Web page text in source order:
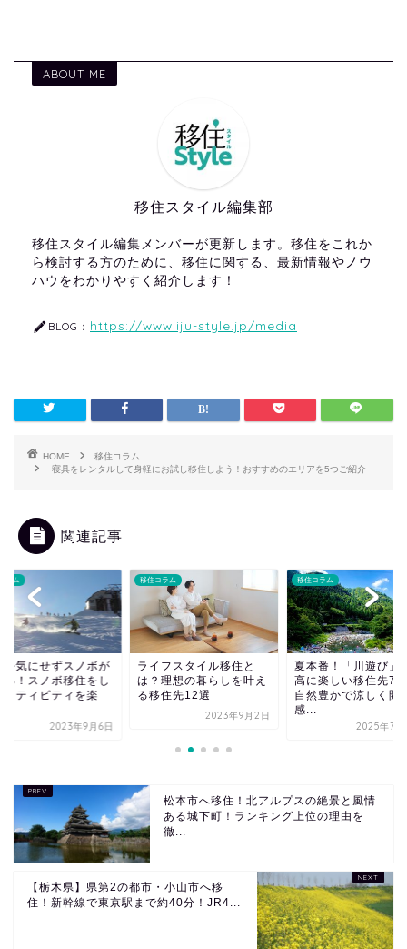
ABOUT ME
移住スタイル編集部
移住スタイル編集メンバーが更新します。移住をこれか
ら検討する方のために、移住に関する、最新情報やノウ
ハウをわかりやすく紹介します！
BLOG： https://www.iju-style.jp/media
HOME
移住コラム
寝具をレンタルして身軽にお試し移住しよう！おすすめのエリアを5つご紹介
関連記事
ラム
フスタイル移住と
理想の暮らしを叶え
住先12選
移住コラム
夏本番！「川遊び」が最
高に楽しい移住先7選！
自然豊かで涼しく開放
移住コラム
「都会脱出」の理由
は？首都圏在住の若
5割が地方暮らしに
れ？...
2025年7
松本市へ移住！北アルプスの絶景と風情
ある城下町！ランキング上位の理由を
徹...
【栃木県】県第2の都市・小山市へ移
住！新幹線で東京駅まで約40分！JR4...